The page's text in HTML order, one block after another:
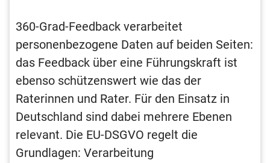
360-Grad-Feedback verarbeitet
personenbezogene Daten auf beiden Seiten:
das Feedback über eine Führungskraft ist
ebenso schützenswert wie das der
Raterinnen und Rater. Für den Einsatz in
Deutschland sind dabei mehrere Ebenen
relevant. Die EU-DSGVO regelt die
Grundlagen: Verarbeitung